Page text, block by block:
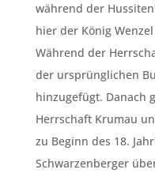
während der
hier der König
Während der
der ursprünglichen
hinzugefügt. Danach
Herrschaft Krumau
zu Beginn des 18.
Schwarzenberger